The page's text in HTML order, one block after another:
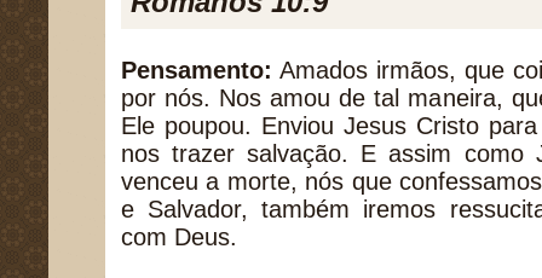
Pensamento: Amados irmãos, que
por nós. Nos amou de tal maneira,
Ele poupou. Enviou Jesus Cristo
nos trazer salvação. E assim como
venceu a morte, nós que
e Salvador, também iremos
com Deus.